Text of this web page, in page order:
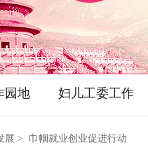
园地 妇儿工委工作
> 巾帼就业创业促进行动